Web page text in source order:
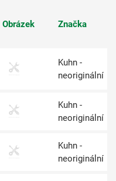
Obrázek Značka
Kuhn -
neoriginální
Kuhn -
neoriginální
Kuhn -
neoriginální